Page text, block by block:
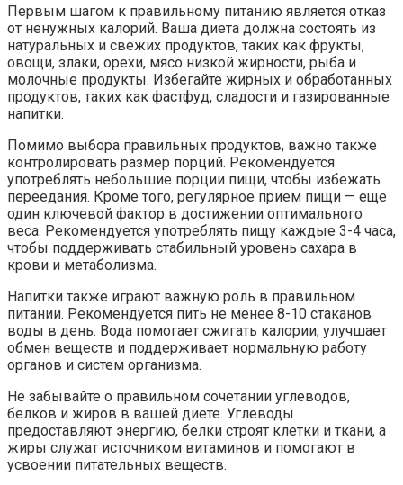
Первым шагом к правильному питанию является отказ
от ненужных калорий. Ваша диета должна состоять из
натуральных и свежих продуктов, таких как фрукты,
овощи, злаки, орехи, мясо низкой жирности, рыба и
молочные продукты. Избегайте жирных и обработанных
продуктов, таких как фастфуд, сладости и газированные
напитки.
Помимо выбора правильных продуктов, важно также
контролировать размер порций. Рекомендуется
употреблять небольшие порции пищи, чтобы избежать
переедания. Кроме того, регулярное прием пищи — еще
один ключевой фактор в достижении оптимального
веса. Рекомендуется употреблять пищу каждые 3-4 часа,
чтобы поддерживать стабильный уровень сахара в
крови и метаболизма.
Напитки также играют важную роль в правильном
питании. Рекомендуется пить не менее 8-10 стаканов
воды в день. Вода помогает сжигать калории, улучшает
обмен веществ и поддерживает нормальную работу
органов и систем организма.
Не забывайте о правильном сочетании углеводов,
белков и жиров в вашей диете. Углеводы
предоставляют энергию, белки строят клетки и ткани, а
жиры служат источником витаминов и помогают в
усвоении питательных веществ.